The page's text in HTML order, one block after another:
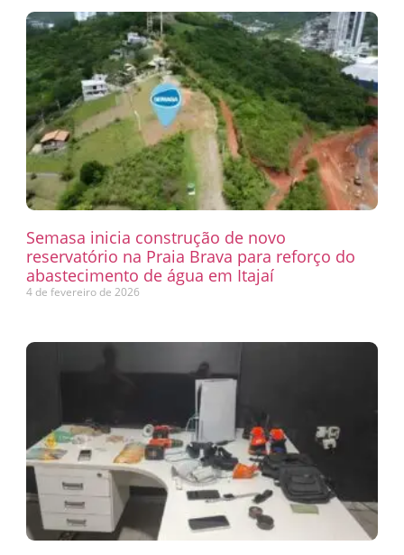
Semasa inicia construção de novo
reservatório na Praia Brava para reforço do
abastecimento de água em Itajaí
4 de fevereiro de 2026